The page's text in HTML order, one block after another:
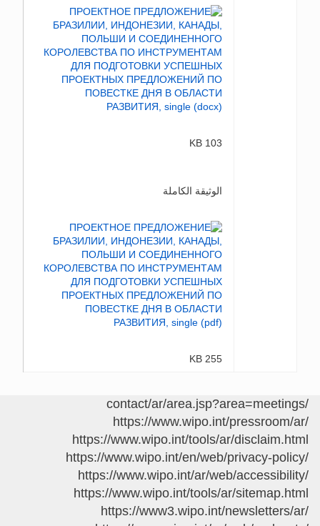
103 KB
الوثيقة الكاملة
255 KB
/contact/ar/area.jsp?area=meetings
https://www.wipo.int/pressroom/ar/
https://www.wipo.int/tools/ar/disclaim.html
https://www.wipo.int/en/web/privacy-policy/
https://www.wipo.int/ar/web/accessibility/
https://www.wipo.int/tools/ar/sitemap.html
https://www3.wipo.int/newsletters/ar/